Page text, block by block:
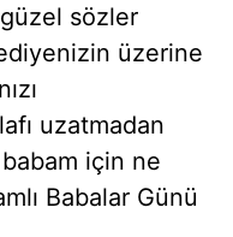
sözler
üzerine
uzatmadan
için ne
Babalar Günü